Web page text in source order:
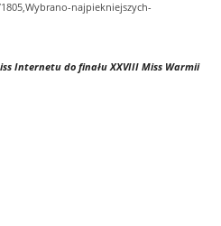
najpiekniejszych-
Internetu do finału XXVIII Miss Warmii